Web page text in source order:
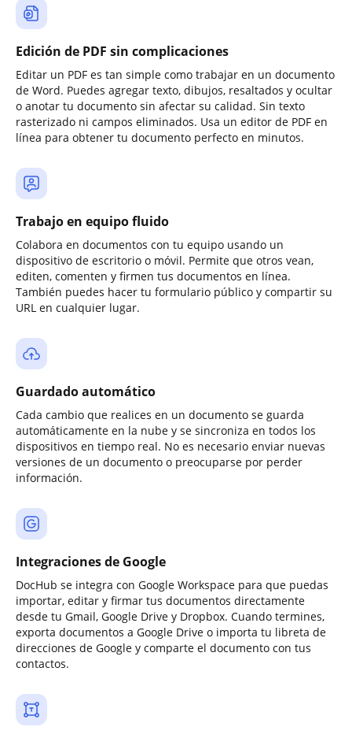
Edición de PDF sin complicaciones
Editar un PDF es tan simple como trabajar en un documento
de Word. Puedes agregar texto, dibujos, resaltados y ocultar
o anotar tu documento sin afectar su calidad. Sin texto
rasterizado ni campos eliminados. Usa un editor de PDF en
línea para obtener tu documento perfecto en minutos.
Trabajo en equipo fluido
Colabora en documentos con tu equipo usando un
dispositivo de escritorio o móvil. Permite que otros vean,
editen, comenten y firmen tus documentos en línea.
También puedes hacer tu formulario público y compartir su
URL en cualquier lugar.
Guardado automático
Cada cambio que realices en un documento se guarda
automáticamente en la nube y se sincroniza en todos los
dispositivos en tiempo real. No es necesario enviar nuevas
versiones de un documento o preocuparse por perder
información.
Integraciones de Google
DocHub se integra con Google Workspace para que puedas
importar, editar y firmar tus documentos directamente
desde tu Gmail, Google Drive y Dropbox. Cuando termines,
exporta documentos a Google Drive o importa tu libreta de
direcciones de Google y comparte el documento con tus
contactos.